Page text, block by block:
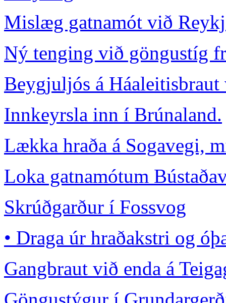
Mislæg gatnamót við
Ný tenging við göngustíg
Beygjuljós á
Innkeyrsla inn í Brúnaland.
Lækka hraða á Sogavegi,
Loka gatnamótum
Skrúðgarður í Fossvog
• Draga úr hraðakstri og
Gangbraut við enda á